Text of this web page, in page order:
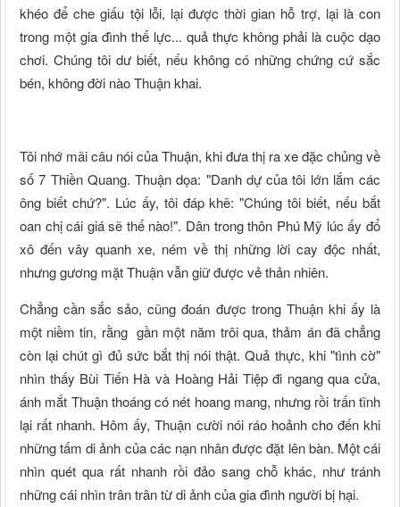
khéo để che giấu tội lỗi, lại được thời gian hỗ trợ, lại là con
trong một gia đình thế lực... quả thực không phải là cuộc dạo
chơi. Chúng tôi dư biết, nếu không có những chứng cứ sắc
bén, không đời nào Thuận khai.
Tôi nhớ mãi câu nói của Thuận, khi đưa thị ra xe đặc chủng về
số 7 Thiền Quang. Thuận dọa: "Danh dự của tôi lớn lắm các
ông biết chứ?". Lúc ấy, tôi đáp khẽ: "Chúng tôi biết, nếu bắt
oan chị cái giá sẽ thế nào!". Dân trong thôn Phú Mỹ lúc ấy đổ
xô đến vây quanh xe, ném về thị những lời cay độc nhất,
nhưng gương mặt Thuận vẫn giữ được vẻ thản nhiên.
Chẳng cần sắc sảo, cũng đoán được trong Thuận khi ấy là
một niềm tin, rằng gần một năm trôi qua, thảm án đã chẳng
còn lại chút gì đủ sức bắt thị nói thật. Quả thực, khi "tình cờ"
nhìn thấy Bùi Tiến Hà và Hoàng Hải Tiệp đi ngang qua cửa,
ánh mắt Thuận thoáng có nét hoang mang, nhưng rồi trấn tĩnh
lại rất nhanh. Hôm ấy, Thuận cười nói ráo hoảnh cho đến khi
những tấm di ảnh của các nạn nhân được đặt lên bàn. Một cái
nhìn quét qua rất nhanh rồi đảo sang chỗ khác, như tránh
những cái nhìn trân trân từ di ảnh của gia đình người bị hại.